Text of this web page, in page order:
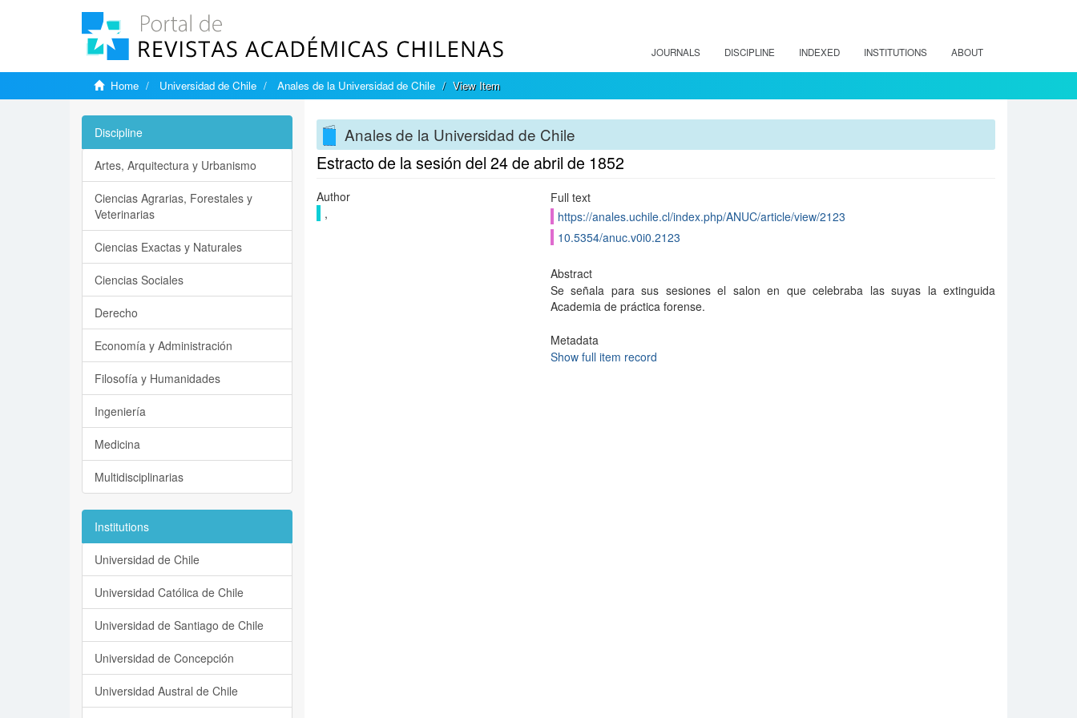
JOURNALS DISCIPLINE INDEXED INSTITUTIONS ABOUT
Home Universidad de Chile Anales de la Universidad de Chile View Item
Anales de la Universidad de Chile
Estracto de la sesión del 24 de abril de 1852
Author
,
Full text
https://anales.uchile.cl/index.php/ANUC/article/view/2123
10.5354/anuc.v0i0.2123
Abstract
Se señala para sus sesiones el salon en que celebraba las suyas la extinguida
Academia de práctica forense.
Metadata
Show full item record
Discipline
Artes, Arquitectura y Urbanismo
Ciencias Agrarias, Forestales y
Veterinarias
Ciencias Exactas y Naturales
Ciencias Sociales
Derecho
Economía y Administración
Filosofía y Humanidades
Ingeniería
Medicina
Multidisciplinarias
Institutions
Universidad de Chile
Universidad Católica de Chile
Universidad de Santiago de Chile
Universidad de Concepción
Universidad Austral de Chile